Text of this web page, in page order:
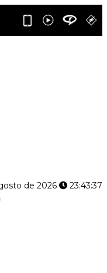
de 2026
23:43:37